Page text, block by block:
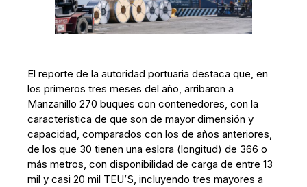
El reporte de la autoridad portuaria destaca que, en
los primeros tres meses del año, arribaron a
Manzanillo 270 buques con contenedores, con la
característica de que son de mayor dimensión y
capacidad, comparados con los de años anteriores,
de los que 30 tienen una eslora (longitud) de 366 o
más metros, con disponibilidad de carga de entre 13
mil y casi 20 mil TEU’S, incluyendo tres mayores a